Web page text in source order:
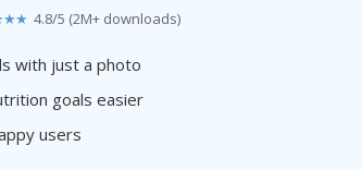
4.8/5 (2M+ downloads)
with just a photo
goals easier
users